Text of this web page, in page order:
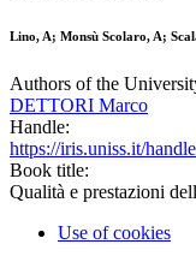
Lino, A; Monsù Scolaro, A;
Authors of the
DETTORI Marco
Handle:
https://iris.uniss.it/
Book title:
Qualità e prestazioni
Use of cookies